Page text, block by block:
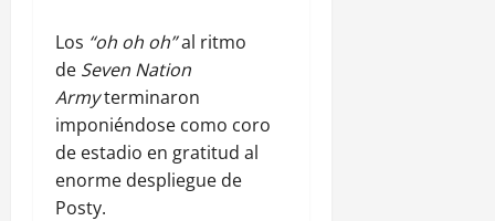
Los “oh oh oh”al ritmo
de Seven Nation
Armyterminaron
imponiéndose como coro
de estadio en gratitud al
enorme despliegue de
Posty.